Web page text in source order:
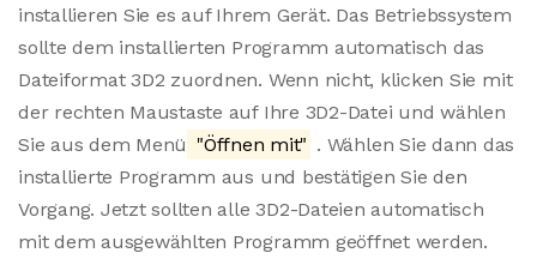
installieren Sie es auf Ihrem Gerät. Das Betriebssystem
sollte dem installierten Programm automatisch das
Dateiformat 3D2 zuordnen. Wenn nicht, klicken Sie mit
der rechten Maustaste auf Ihre 3D2-Datei und wählen
Sie aus dem Menü "Öffnen mit" . Wählen Sie dann das
installierte Programm aus und bestätigen Sie den
Vorgang. Jetzt sollten alle 3D2-Dateien automatisch
mit dem ausgewählten Programm geöffnet werden.